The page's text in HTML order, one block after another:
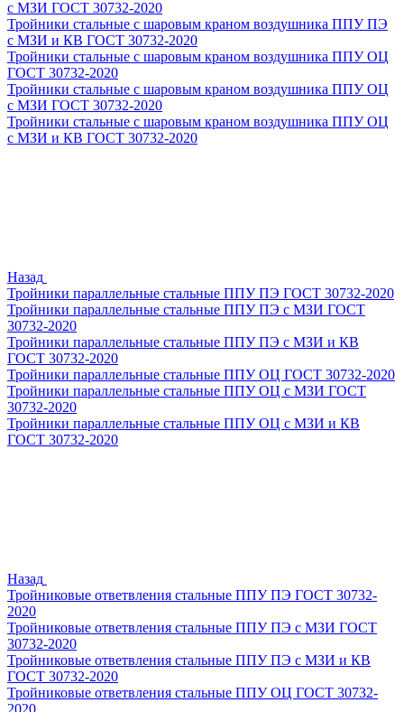
с МЗИ ГОСТ 30732-2020
Тройники стальные с шаровым краном воздушника ППУ ПЭ
с МЗИ и КВ ГОСТ 30732-2020
Тройники стальные с шаровым краном воздушника ППУ ОЦ
ГОСТ 30732-2020
Тройники стальные с шаровым краном воздушника ППУ ОЦ
с МЗИ ГОСТ 30732-2020
Тройники стальные с шаровым краном воздушника ППУ ОЦ
с МЗИ и КВ ГОСТ 30732-2020
Назад
Тройники параллельные стальные ППУ ПЭ ГОСТ 30732-2020
Тройники параллельные стальные ППУ ПЭ с МЗИ ГОСТ
30732-2020
Тройники параллельные стальные ППУ ПЭ с МЗИ и КВ
ГОСТ 30732-2020
Тройники параллельные стальные ППУ ОЦ ГОСТ 30732-2020
Тройники параллельные стальные ППУ ОЦ с МЗИ ГОСТ
30732-2020
Тройники параллельные стальные ППУ ОЦ с МЗИ и КВ
ГОСТ 30732-2020
Назад
Тройниковые ответвления стальные ППУ ПЭ ГОСТ 30732-
2020
Тройниковые ответвления стальные ППУ ПЭ с МЗИ ГОСТ
30732-2020
Тройниковые ответвления стальные ППУ ПЭ с МЗИ и КВ
ГОСТ 30732-2020
Тройниковые ответвления стальные ППУ ОЦ ГОСТ 30732-
2020